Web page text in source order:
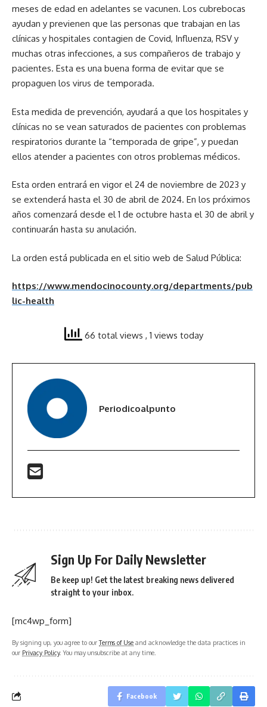
meses de edad en adelantes se vacunen. Los cubrebocas
ayudan y previenen que las personas que trabajan en las
clínicas y hospitales contagien de Covid, Influenza, RSV y
muchas otras infecciones, a sus compañeros de trabajo y
pacientes. Esta es una buena forma de evitar que se
propaguen los virus de temporada.
Esta medida de prevención, ayudará a que los hospitales y
clínicas no se vean saturados de pacientes con problemas
respiratorios durante la “temporada de gripe”, y puedan
ellos atender a pacientes con otros problemas médicos.
Esta orden entrará en vigor el 24 de noviembre de 2023 y
se extenderá hasta el 30 de abril de 2024. En los próximos
años comenzará desde el 1 de octubre hasta el 30 de abril y
continuarán hasta su anulación.
La orden está publicada en el sitio web de Salud Pública:
https://www.mendocinocounty.org/departments/pub
lic-health
66 total views , 1 views today
Periodicoalpunto
Sign Up For Daily Newsletter
Be keep up! Get the latest breaking news delivered
straight to your inbox.
[mc4wp_form]
By signing up, you agree to ourTerms of Use and acknowledge the data practices in
our Privacy Policy. You may unsubscribe at any time.
Facebook